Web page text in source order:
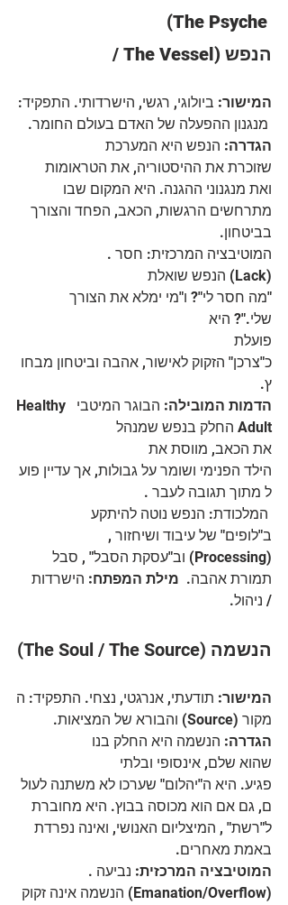
(The Psyche
/ The Vessel) הנפש
המישור: ביולוגי, רגשי, הישרדותי. התפקיד:
מנגנון ההפעלה של האדם בעולם החומר.
הגדרה: הנפש היא המערכת
שזוכרת את ההיסטוריה, את הטראומות
ואת מנגנוני ההגנה. היא המקום שבו
מתרחשים הרגשות, הכאב, הפחד והצורך
בביטחון.
המוטיבציה המרכזית: חסר .
(Lack) הנפש שואלת
"מה חסר לי"? ו"מי ימלא את הצורך
שלי."? היא
פועלת
כ"צרכן" הזקוק לאישור, אהבה וביטחון מבחו
ץ.
הדמות המובילה:
הבוגר המיטבי  Healthy
Adult החלק בנפש שמנהל
את הכאב, מווסת את
הילד הפנימי ושומר על גבולות, אך עדיין פוע
ל מתוך תגובה לעבר .
המלכודת: הנפש נוטה להיתקע
ב"לופים" של עיבוד ושיחזור ,
(Processing) וב"עסקת הסבל" , סבל
תמורת אהבה. מילת המפתח: הישרדות
/ ניהול.
(The Soul / The Source) הנשמה
המישור: תודעתי, אנרגטי, נצחי. התפקיד: ה
מקור (Source) והבורא של המציאות.
הגדרה: הנשמה היא החלק בנו
שהוא שלם, אינסופי ובלתי
פגיע. היא ה"יהלום" שערכו לא משתנה לעול
ם, גם אם הוא מכוסה בבוץ. היא מחוברת
ל"רשת" , המיצליום האנושי, ואינה נפרדת
באמת מאחרים.
המוטיבציה המרכזית: נביעה .
(Emanation/Overflow) הנשמה אינה זקוק